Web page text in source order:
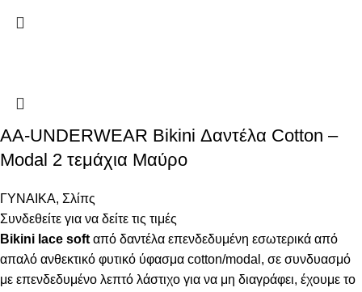
AA-UNDERWEAR Bikini Δαντέλα Cotton –
Modal 2 τεμάχια Μαύρο
ΓΥΝΑΙΚΑ, Σλίπς
Συνδεθείτε για να δείτε τις τιμές
Bikini lace soft από δαντέλα επενδεδυμένη εσωτερικά από
απαλό ανθεκτικό φυτικό ύφασμα cotton/modal, σε συνδυασμό
με επενδεδυμένο λεπτό λάστιχο για να μη διαγράφει, έχουμε το